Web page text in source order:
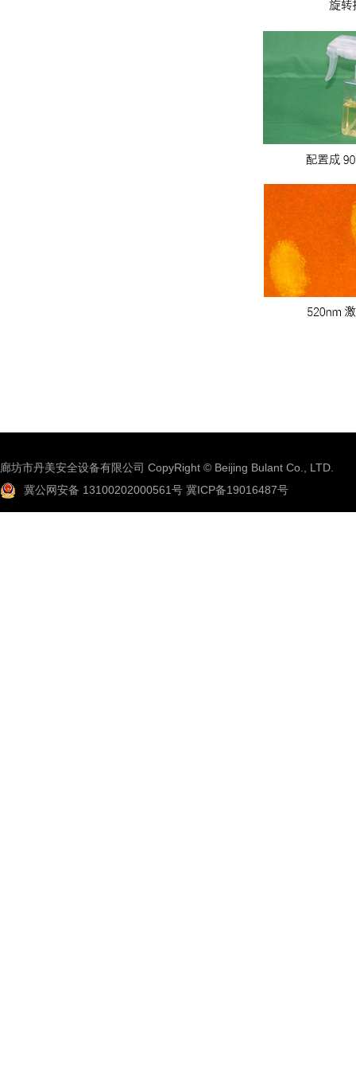
廊坊市丹美安全设备有限公司 CopyRight © Beijing Bulant Co., LTD.
冀公网安备 13100202000561号 冀ICP备19016487号